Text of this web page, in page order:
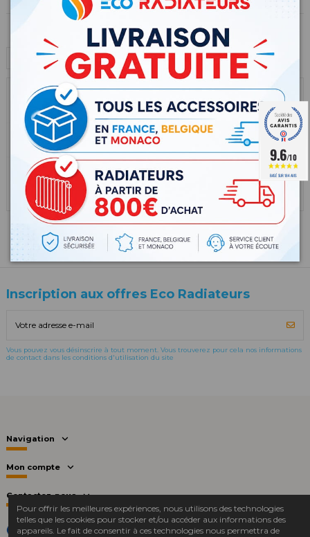
Continuer mes achats
1 article
457,60 €
Livraison
40,00 €
Total TTC 497,60 €
Commander
Inscription aux offres Eco Radiateurs
Vous pouvez vous désinscrire à tout moment. Vous trouverez pour cela nos informations
de contact dans les conditions d'utilisation du site
Navigation
Mon compte
Contactez-nous
Marchand approuvé par la Société des Avis Garantis,cliquez ici
Pour offrir les meilleures expériences, nous utilisons des technologies
telles que les cookies pour stocker et/ou accéder aux informations des
appareils. Le fait de consentir à ces technologies nous permettra de
9.6/10
BASÉ SUR 184 AVIS